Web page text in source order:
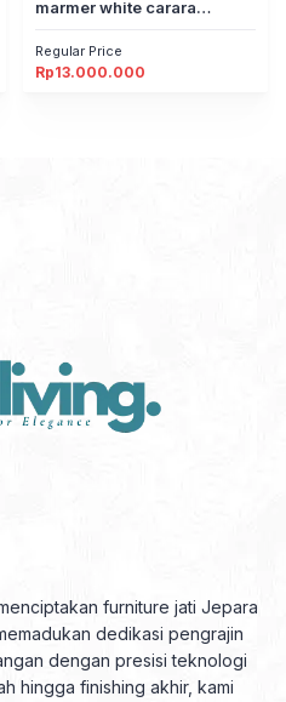
marmer white carara
Regular Price
Rp13.000.000
furniture jati Jepara
dedikasi pengrajin
dengan presisi teknologi
hingga finishing akhir, kami